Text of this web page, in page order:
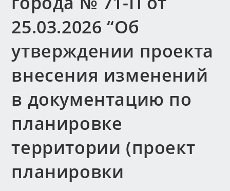
25.03.2026 “Об
утверждении проекта
внесения изменений
в документацию по
планировке
территории (проект
планировки